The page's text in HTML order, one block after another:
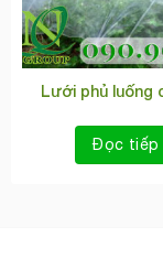
Lưới phủ luống
Đọc tiếp